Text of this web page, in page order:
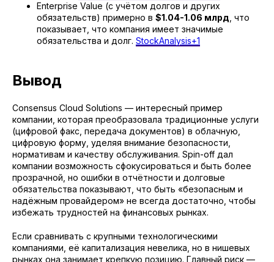
Enterprise Value (с учётом долгов и других
обязательств) примерно в $1.04-1.06 млрд , что
показывает, что компания имеет значимые
обязательства и долг. StockAnalysis+1
Вывод
Consensus Cloud Solutions — интересный пример
компании, которая преобразовала традиционные услуги
(цифровой факс, передача документов) в облачную,
цифровую форму, уделяя внимание безопасности,
нормативам и качеству обслуживания. Spin-off дал
компании возможность сфокусироваться и быть более
прозрачной, но ошибки в отчётности и долговые
обязательства показывают, что быть «безопасным и
надёжным провайдером» не всегда достаточно, чтобы
избежать трудностей на финансовых рынках.
Если сравнивать с крупными технологическими
компаниями, её капитализация невелика, но в нишевых
рынках она занимает крепкую позицию. Главный риск —